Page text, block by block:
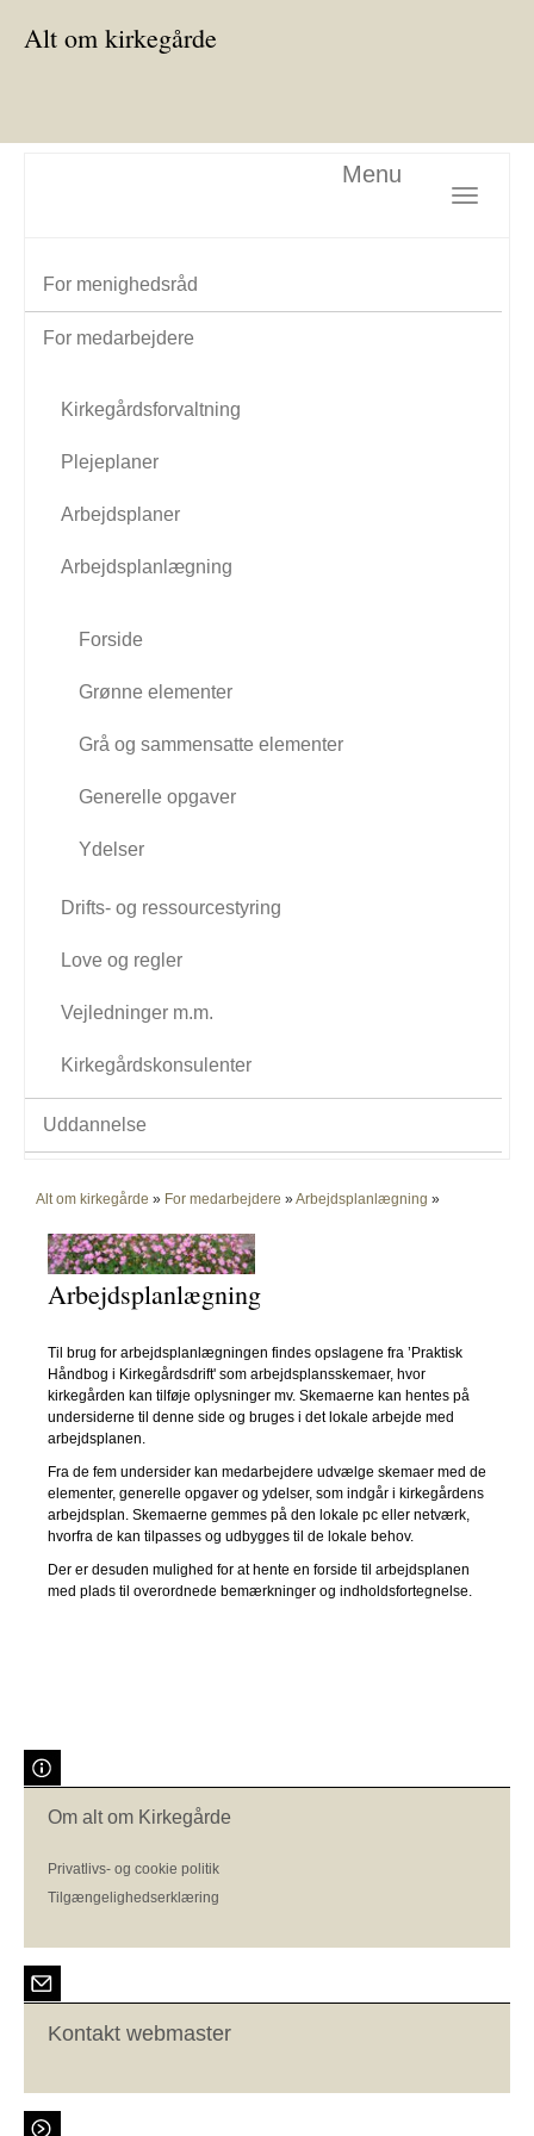
Alt om kirkegårde
Toggle
Menu
For menighedsråd
For medarbejdere
Kirkegårdsforvaltning
Plejeplaner
Arbejdsplaner
Arbejdsplanlægning
Forside
Grønne elementer
Grå og sammensatte elementer
Generelle opgaver
Ydelser
Drifts- og ressourcestyring
Love og regler
Vejledninger m.m.
Kirkegårdskonsulenter
Uddannelse
Alt om kirkegårde » For medarbejdere »Arbejdsplanlægning »
Arbejdsplanlægning
Til brug for arbejdsplanlægningen findes opslagene fra ’Praktisk
Håndbog i Kirkegårdsdrift' som arbejdsplansskemaer, hvor
kirkegården kan tilføje oplysninger mv. Skemaerne kan hentes på
undersiderne til denne side og bruges i det lokale arbejde med
arbejdsplanen.
Fra de fem undersider kan medarbejdere udvælge skemaer med de
elementer, generelle opgaver og ydelser, som indgår i kirkegårdens
arbejdsplan. Skemaerne gemmes på den lokale pc eller netværk,
hvorfra de kan tilpasses og udbygges til de lokale behov.
Der er desuden mulighed for at hente en forside til arbejdsplanen
med plads til overordnede bemærkninger og indholdsfortegnelse.
Om alt om Kirkegårde
Privatlivs- og cookie politik
Tilgængelighedserklæring
Kontakt webmaster